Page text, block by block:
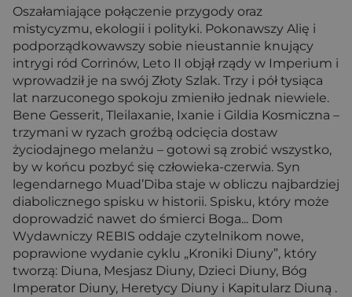
Oszałamiające połączenie przygody oraz
mistycyzmu, ekologii i polityki. Pokonawszy Alię i
podporządkowawszy sobie nieustannie knujący
intrygi ród Corrinów, Leto II objął rządy w Imperium i
wprowadził je na swój Złoty Szlak. Trzy i pół tysiąca
lat narzuconego spokoju zmieniło jednak niewiele.
Bene Gesserit, Tleilaxanie, Ixanie i Gildia Kosmiczna –
trzymani w ryzach groźbą odcięcia dostaw
życiodajnego melanżu – gotowi są zrobić wszystko,
by w końcu pozbyć się człowieka-czerwia. Syn
legendarnego Muad’Diba staje w obliczu najbardziej
diabolicznego spisku w historii. Spisku, który może
doprowadzić nawet do śmierci Boga... Dom
Wydawniczy REBIS oddaje czytelnikom nowe,
poprawione wydanie cyklu „Kroniki Diuny”, który
tworzą: Diuna, Mesjasz Diuny, Dzieci Diuny, Bóg
Imperator Diuny, Heretycy Diuny i Kapitularz Diuną .